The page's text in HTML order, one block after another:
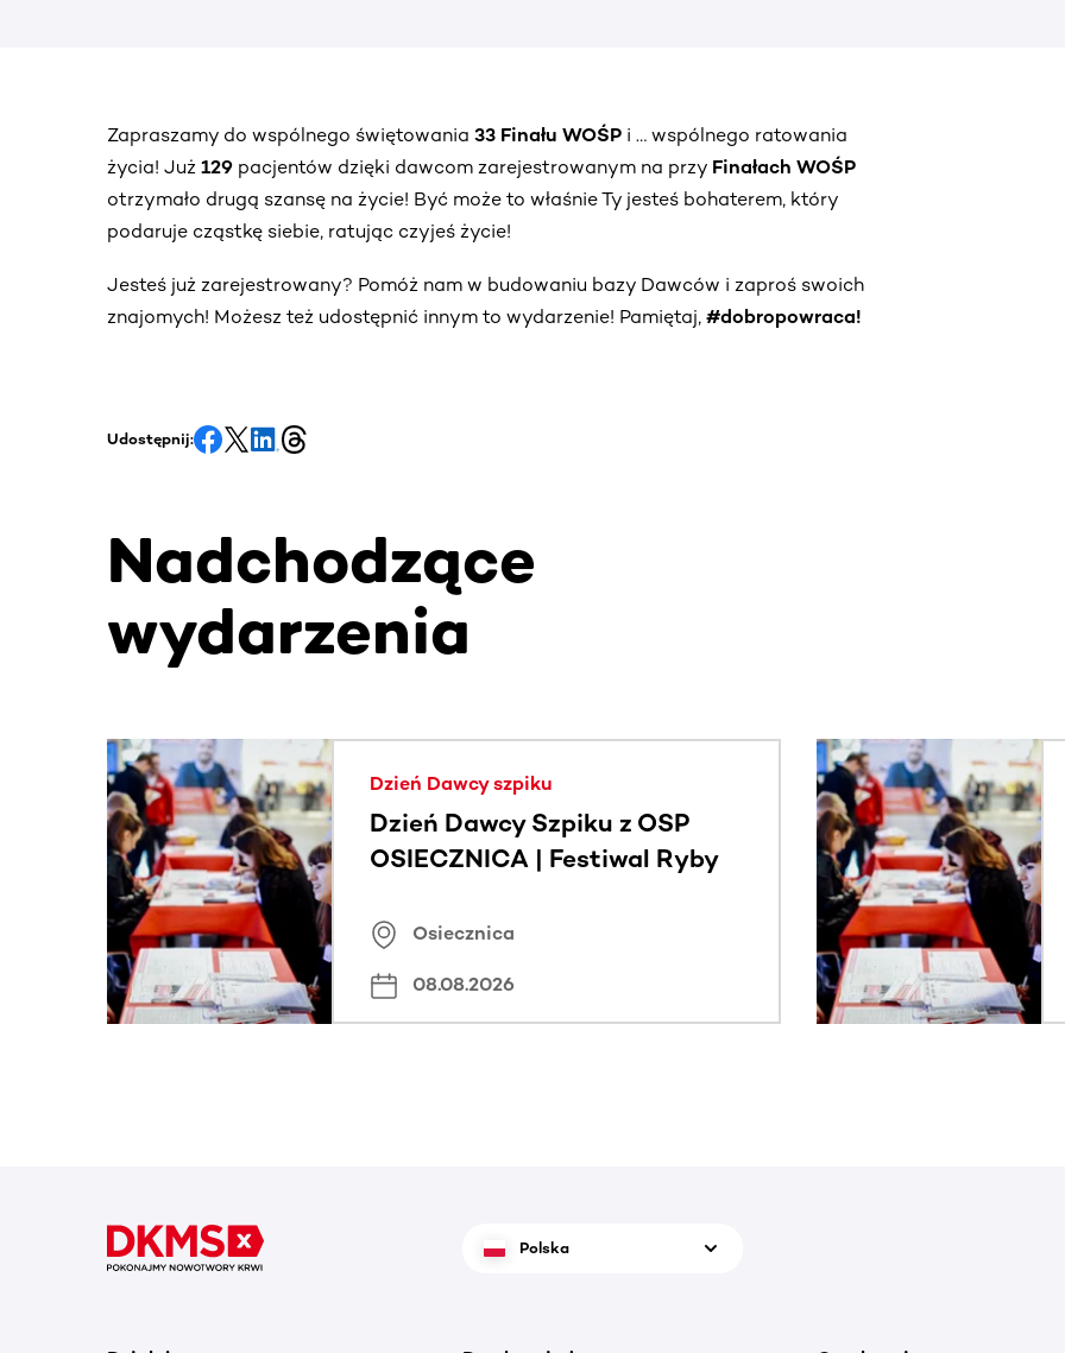
Zapraszamy do wspólnego świętowania 33 Finału WOŚP i … wspólnego ratowania
życia! Już 129 pacjentów dzięki dawcom zarejestrowanym na przy Finałach WOŚP
otrzymało drugą szansę na życie! Być może to właśnie Ty jesteś bohaterem, który
podaruje cząstkę siebie, ratując czyjeś życie!
Jesteś już zarejestrowany? Pomóż nam w budowaniu bazy Dawców i zaproś swoich
znajomych! Możesz też udostępnić innym to wydarzenie! Pamiętaj, #dobropowraca!
Udostępnij:
Nadchodzące
wydarzenia
Ta sekcja zawiera treści przewijane w poziomie. Użyj klawisza Tab lub przesuń palcem, aby zobaczyć
Dzień Dawcy szpiku
Dzień Dawcy Szpiku z OSP
OSIECZNICA | Festiwal Ryby
Osiecznica
08.08.2026
Polska